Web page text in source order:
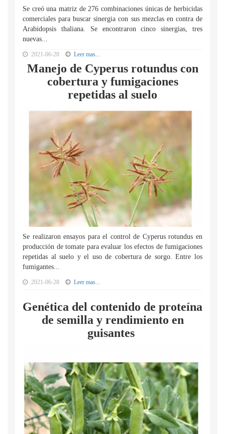
Se creó una matriz de 276 combinaciones únicas de herbicidas
comerciales para buscar sinergia con sus mezclas en contra de
Arabidopsis thaliana. Se encontraron cinco sinergias, tres
nuevas...
2021-06-28 Leer mas...
Manejo de Cyperus rotundus con
cobertura y fumigaciones
repetidas al suelo
Se realizaron ensayos para el control de Cyperus rotundus en
producción de tomate para evaluar los efectos de fumigaciones
repetidas al suelo y el uso de cobertura de sorgo. Entre los
fumigantes...
2021-06-28 Leer mas...
Genética del contenido de proteína
de semilla y rendimiento en
guisantes